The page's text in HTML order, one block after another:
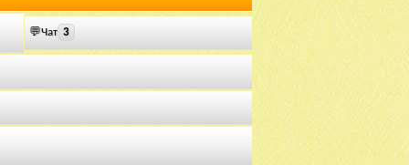
💬Чат 3